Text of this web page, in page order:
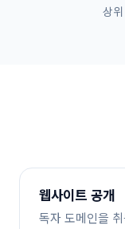
상
웹사이트 공개
독자 도메인을